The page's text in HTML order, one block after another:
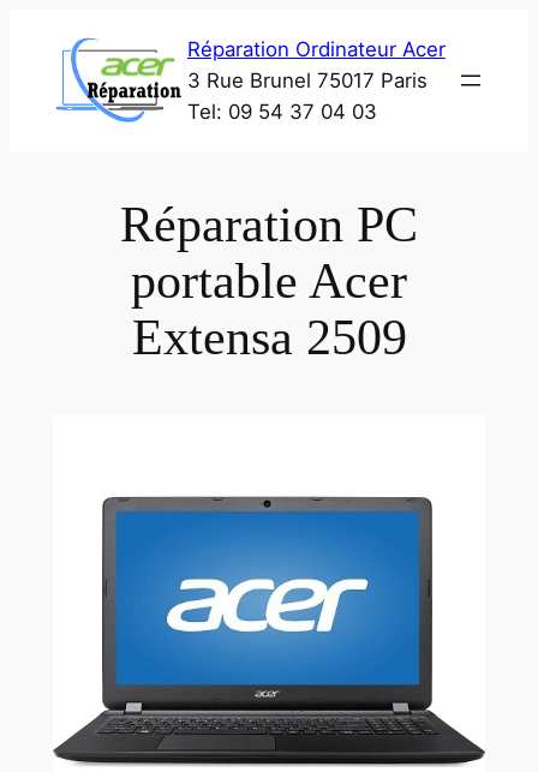
contenu
Réparation Ordinateur Acer
3 Rue Brunel 75017 Paris
Tel: 09 54 37 04 03
Réparation PC
portable Acer
Extensa 2509